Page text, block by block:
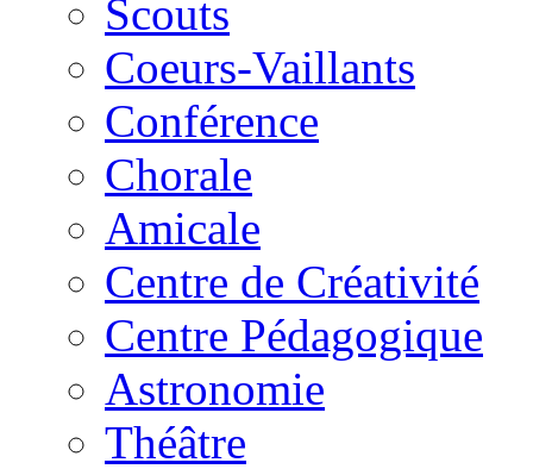
Scouts
Coeurs-Vaillants
Conférence
Chorale
Amicale
Centre de Créativité
Centre Pédagogique
Astronomie
Théâtre